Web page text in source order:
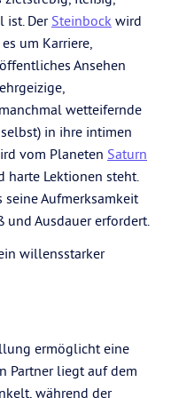
ist. Der Steinbock wird
um Karriere,
Ansehen
wetteifernde
in ihre intimen
vom Planeten Saturn
harte Lektionen steht.
seine Aufmerksamkeit
und Ausdauer erfordert.
willensstarker
ermöglicht eine
Partner liegt auf dem
während der